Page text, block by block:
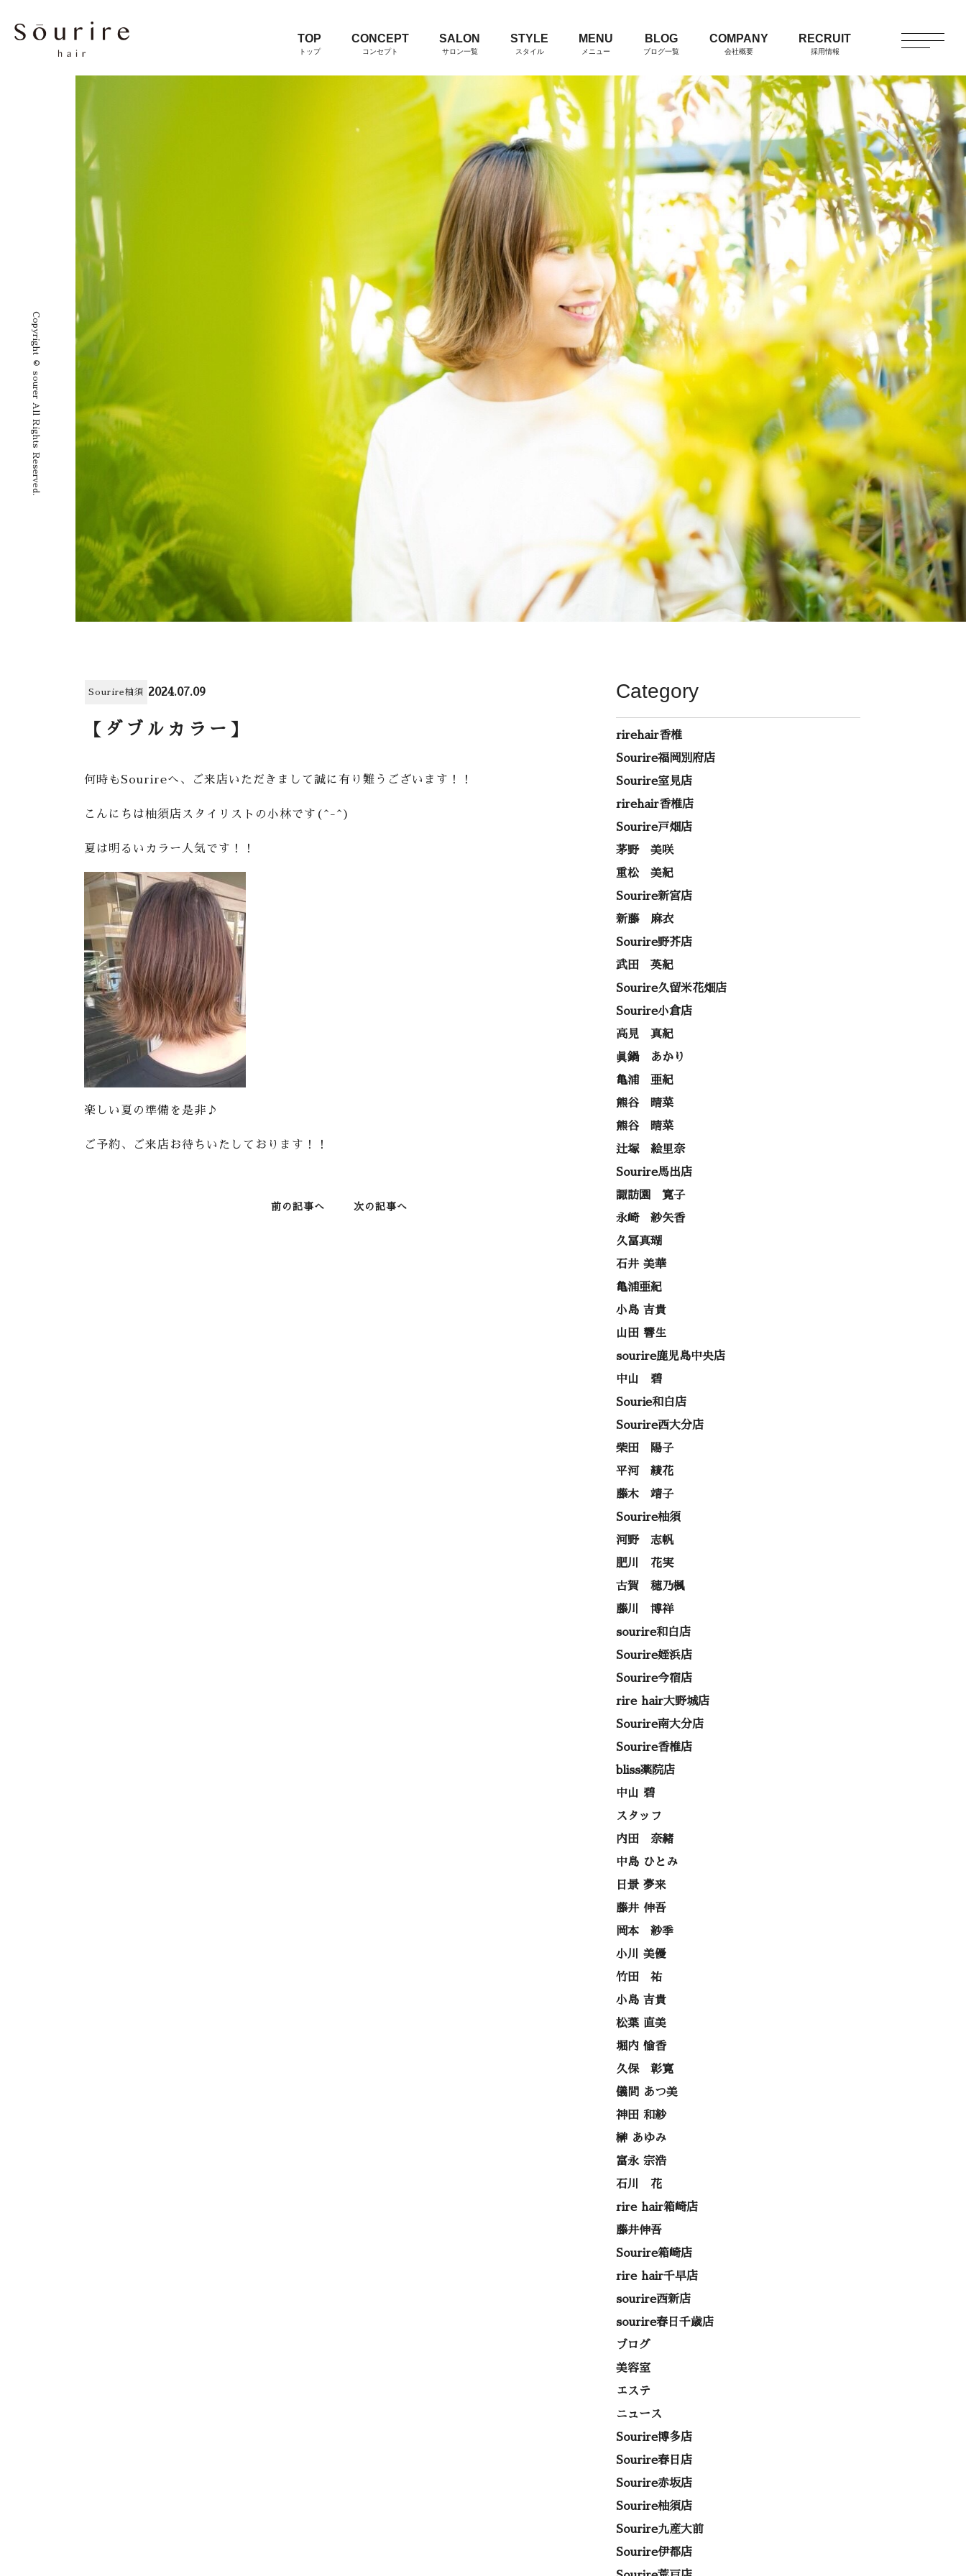
TOP
トップ
CONCEPT
コンセプト
SALON
サロン一覧
STYLE
スタイル
MENU
メニュー
BLOG
ブログ一覧
COMPANY
会社概要
RECRUIT
採用情報
Copyright © sourer All Rights Reserved.
Sourire柚須 2024.07.09
【ダブルカラー】
何時もSourireへ、ご来店いただきまして誠に有り難うございます！！
こんにちは柚須店スタイリストの小林です(^-^)
夏は明るいカラー人気です！！
楽しい夏の準備を是非♪
ご予約、ご来店お待ちいたしております！！
前の記事へ 次の記事へ
Category
rirehair香椎
Sourire福岡別府店
Sourire室見店
rirehair香椎店
Sourire戸畑店
茅野 美咲
重松 美紀
Sourire新宮店
新藤 麻衣
Sourire野芥店
武田 英紀
Sourire久留米花畑店
Sourire小倉店
高見 真紀
眞鍋 あかり
亀浦 亜紀
熊谷 晴菜
熊谷 晴菜
辻塚 絵里奈
Sourire馬出店
諏訪園 寛子
永崎 紗矢香
久冨真瑚
石井 美華
亀浦亜紀
小島 吉貴
山田 響生
sourire鹿児島中央店
中山 碧
Sourie和白店
Sourire西大分店
柴田 陽子
平河 綾花
藤木 靖子
Sourire柚須
河野 志帆
肥川 花実
古賀 穂乃楓
藤川 博祥
sourire和白店
Sourire姪浜店
Sourire今宿店
rire hair大野城店
Sourire南大分店
Sourire香椎店
bliss薬院店
中山 碧
スタッフ
内田 奈緒
中島 ひとみ
日景 夢来
藤井 伸吾
岡本 紗季
小川 美優
竹田 祐
小島 吉貴
松葉 直美
堀内 愉香
久保 彰寛
儀間 あつ美
神田 和紗
榊 あゆみ
富永 宗浩
石川 花
rire hair箱崎店
藤井伸吾
Sourire箱崎店
rire hair千早店
sourire西新店
sourire春日千歳店
ブログ
美容室
エステ
ニュース
Sourire博多店
Sourire春日店
Sourire赤坂店
Sourire柚須店
Sourire九産大前
Sourire伊都店